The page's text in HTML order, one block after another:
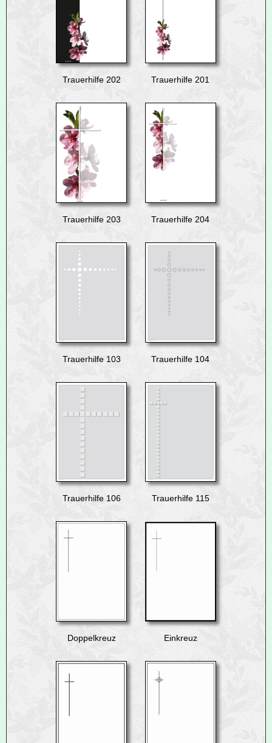
Trauerhilfe 202 Trauerhilfe 201
Trauerhilfe 203 Trauerhilfe 204
Trauerhilfe 103 Trauerhilfe 104
Trauerhilfe 106 Trauerhilfe 115
Doppelkreuz Einkreuz